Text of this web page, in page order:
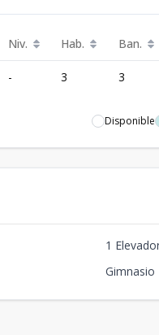
Niv. Hab. Ban.
- 3 3
Disponible
1
Gimnasio